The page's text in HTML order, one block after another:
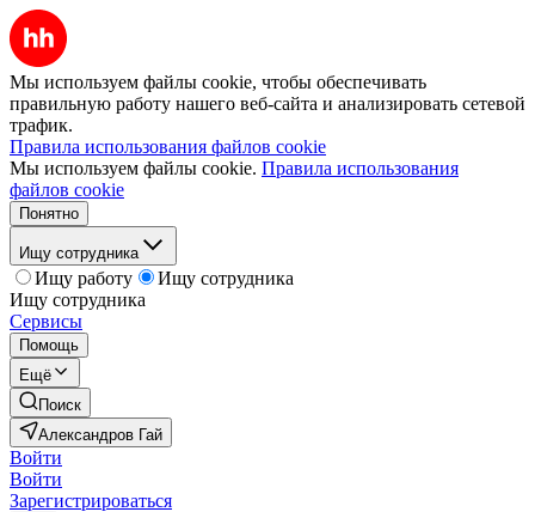
Мы используем файлы cookie, чтобы обеспечивать
правильную работу нашего веб-сайта и анализировать сетевой
трафик.
Правила использования файлов cookie
Мы используем файлы cookie. Правила использования
файлов cookie
Понятно
Ищу сотрудника
Ищу работу
Ищу сотрудника
Ищу сотрудника
Сервисы
Помощь
Ещё
Поиск
Александров Гай
Войти
Войти
Зарегистрироваться